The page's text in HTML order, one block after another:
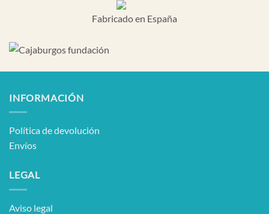
Fabricado en España
INFORMACIÓN
Política de devolución
Envíos
LEGAL
Aviso legal